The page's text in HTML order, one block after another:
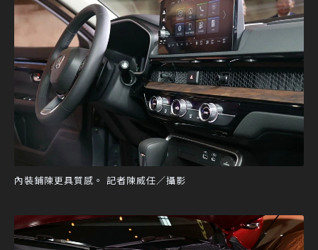
內裝鋪陳更具質感。 記者陳威任／攝影